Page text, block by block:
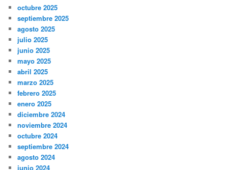
octubre 2025
septiembre 2025
agosto 2025
julio 2025
junio 2025
mayo 2025
abril 2025
marzo 2025
febrero 2025
enero 2025
diciembre 2024
noviembre 2024
octubre 2024
septiembre 2024
agosto 2024
junio 2024